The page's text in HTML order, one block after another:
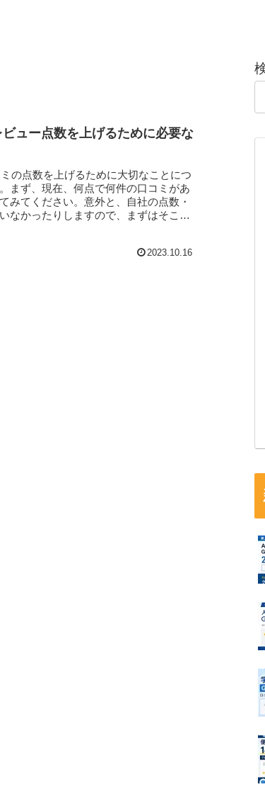
ュー点数を上げるために必要な
の点数を上げるために大切なことにつ
まず、現在、何点で何件の口コミがあ
みてください。意外と、自社の点数・
なかったりしますので、まずはそこを
2023.10.16